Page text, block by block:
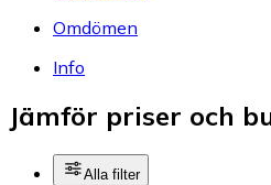
Omdömen
Info
Jämför priser och
Alla filter